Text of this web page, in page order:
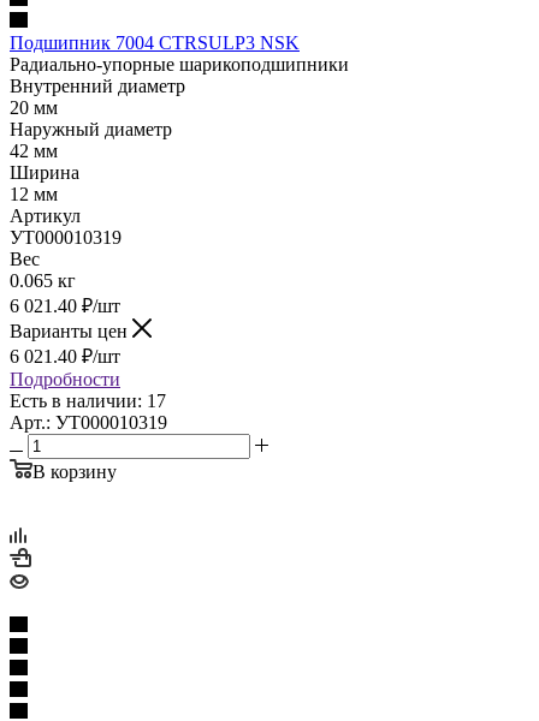
Подшипник 7004 CTRSULP3 NSK
Радиально-упорные шарикоподшипники
Внутренний диаметр
20 мм
Наружный диаметр
42 мм
Ширина
12 мм
Артикул
УТ000010319
Вес
0.065 кг
6 021.40 ₽/шт
Варианты цен
6 021.40 ₽/шт
Подробности
Есть в наличии: 17
Арт.: УТ000010319
В корзину